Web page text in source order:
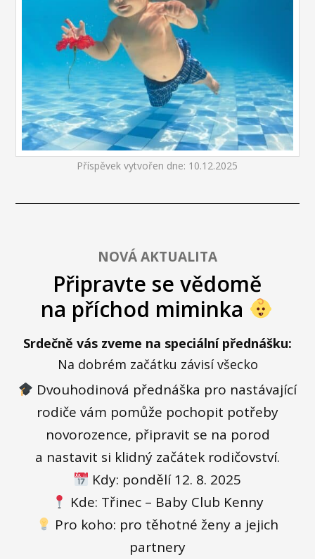
Příspěvek vytvořen dne: 10.12.2025
NOVÁ AKTUALITA
Připravte se vědomě
na příchod miminka
Srdečně vás zveme na speciální přednášku:
Na dobrém začátku závisí všecko
Dvouhodinová přednáška pro nastávající
rodiče vám pomůže pochopit potřeby
novorozence, připravit se na porod
a nastavit si klidný začátek rodičovství.
Kdy: pondělí 12. 8. 2025
Kde: Třinec – Baby Club Kenny
Pro koho: pro těhotné ženy a jejich
partnery